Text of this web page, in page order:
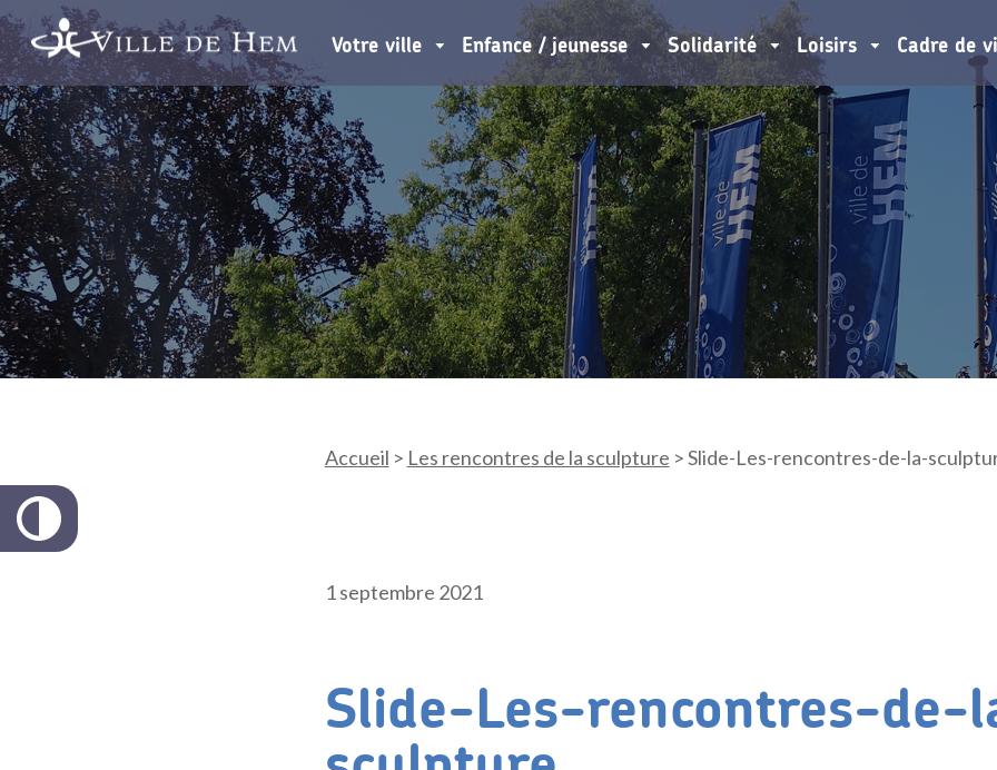
Votre ville Enfance / jeunesse Solidarité Loisirs Cadre de
Accueil > Les rencontres de la sculpture >Slide-Les-rencontres-de-la-
1 septembre 2021
Slide-Les-rencontres-de-